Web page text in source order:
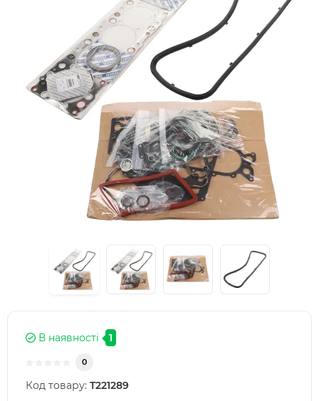
В наявності 1
0
Код товару: T221289